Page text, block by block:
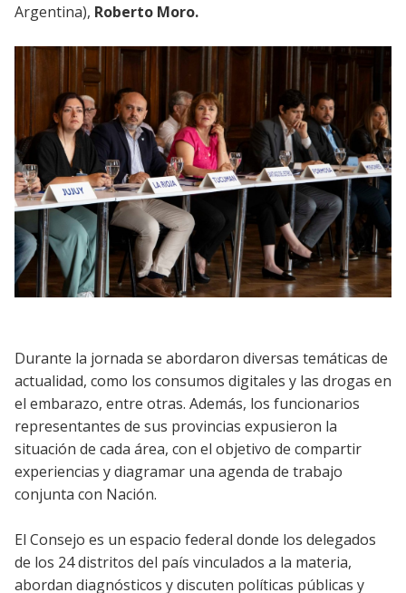
Argentina), Roberto Moro.
Durante la jornada se abordaron diversas temáticas de
actualidad, como los consumos digitales y las drogas en
el embarazo, entre otras. Además, los funcionarios
representantes de sus provincias expusieron la
situación de cada área, con el objetivo de compartir
experiencias y diagramar una agenda de trabajo
conjunta con Nación.
El Consejo es un espacio federal donde los delegados
de los 24 distritos del país vinculados a la materia,
abordan diagnósticos y discuten políticas públicas y